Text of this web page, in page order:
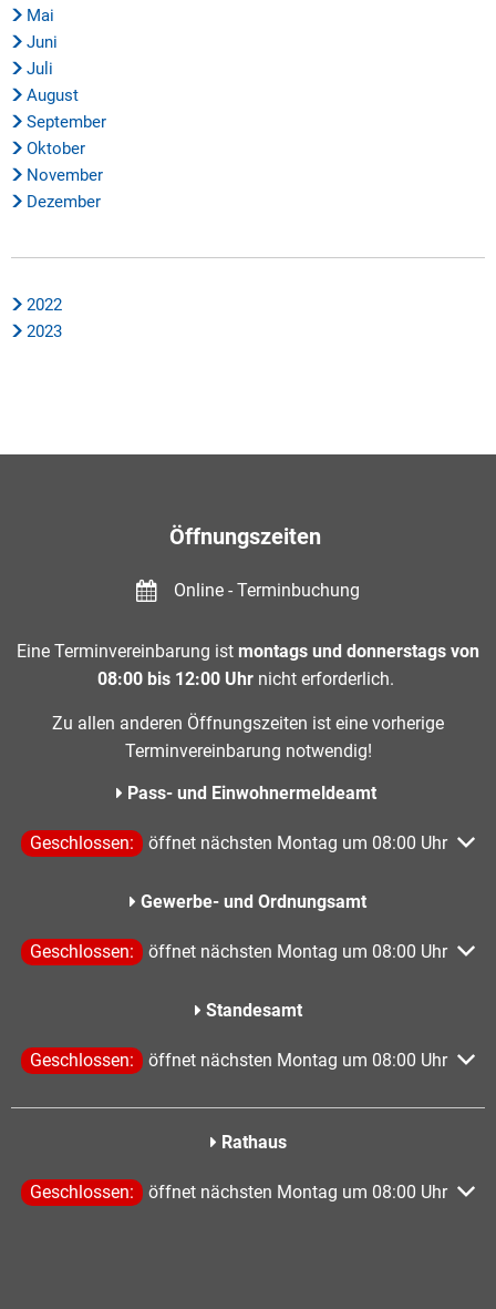
Mai
Juni
Juli
August
September
Oktober
November
Dezember
2022
2023
Öffnungszeiten
Online - Terminbuchung
Eine Terminvereinbarung ist montags und donnerstags von
08:00 bis 12:00 Uhr nicht erforderlich.
Zu allen anderen Öffnungszeiten ist eine vorherige
Terminvereinbarung notwendig!
Pass- und Einwohnermeldeamt
Klicken, um weitere Öffnungs- oder Schließzeiten
Geschlossen: öffnet nächsten Montag um 08:00 Uhr
Gewerbe- und Ordnungsamt
Klicken, um weitere Öffnungs- oder Schließzeiten
Geschlossen: öffnet nächsten Montag um 08:00 Uhr
Standesamt
Klicken, um weitere Öffnungs- oder Schließzeiten
Geschlossen: öffnet nächsten Montag um 08:00 Uhr
Rathaus
Klicken, um weitere Öffnungs- oder Schließzeiten
Geschlossen: öffnet nächsten Montag um 08:00 Uhr